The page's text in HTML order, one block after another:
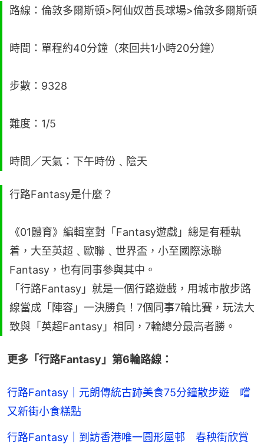
路線：倫敦多爾斯頓>阿仙奴酋長球場>倫敦多爾斯頓
時間：單程約40分鐘（來回共1小時20分鐘）
步數：9328
難度：1/5
時間／天氣：下午時份﹑陰天
行路Fantasy是什麼？
《01體育》編輯室對「Fantasy遊戲」總是有種執
着，大至英超﹑歐聯﹑世界盃，小至國際泳聯
Fantasy，也有同事參與其中。
「行路Fantasy」就是一個行路遊戲，用城市散步路
線當成「陣容」一決勝負！7個同事7輪比賽，玩法大
致與「英超Fantasy」相同，7輪總分最高者勝。
更多「行路Fantasy」第6輪路線：
行路Fantasy｜元朗傳統古跡美食75分鐘散步遊 嚐
又新街小食糕點
行路Fantasy｜到訪香港唯一圓形屋邨 春秧街欣賞